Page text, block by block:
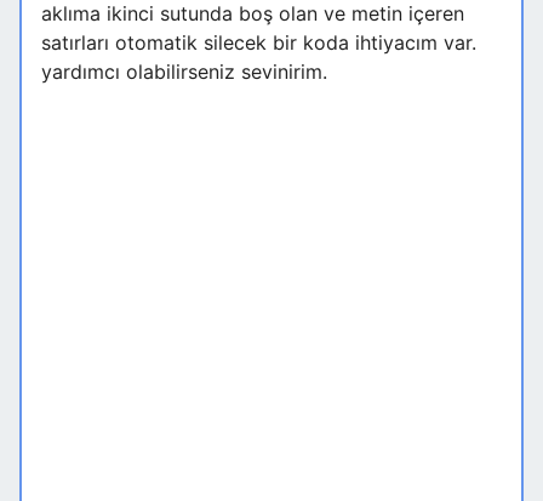
aklıma ikinci sutunda boş olan ve metin içeren
satırları otomatik silecek bir koda ihtiyacım var.
yardımcı olabilirseniz sevinirim.